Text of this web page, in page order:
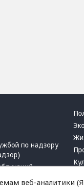
по надзору
веб-